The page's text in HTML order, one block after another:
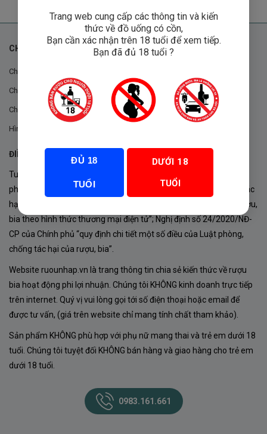
CHÍNH SÁCH
Chính sách chung
Chính sách đổi trả
Chính sách mua hàng
Hình thức thanh toán
ĐIỀU KHOẢN VÀ CHÍNH SÁCH
Tuân thủ Nghị định 105/2017/NĐ-CP ngày 14/9/2017 của Chính
phủ về sản xuất, kinh doanh rượu. Tuân thủ Luật “phòng chống tác
hại của rượu, bia” số 44/2019/QH14-Điều 16 về “điều kiện bán rượu,
bia theo hình thức thương mại điện tử”; Nghị định số 24/2020/NĐ-
CP của Chính phủ “quy định chi tiết một số điều của Luật phòng,
chống tác hại của rượu, bia”.
Website ruounhap.vn là trang thông tin chia sẻ kiến thức về rượu
bia hoạt động phi lợi nhuận. Chúng tôi KHÔNG kinh doanh trực tiếp
trên internet. Quý vị vui lòng gọi tới số điện thoại hoặc email để
được tư vấn, (giá trên website chỉ mang tính chất tham khảo).
Sản phẩm KHÔNG phù hợp với phụ nữ mang thai và trẻ em dưới 18
tuổi. Chúng tôi tuyệt đối KHÔNG bán hàng và giao hàng cho trẻ em
dưới 18 tuổi.
0983.161.661
Trang web cung cấp các thông tin và kiến
thức về đồ uống có cồn,
Bạn cần xác nhận trên 18 tuổi để xem tiếp.
Bạn đã đủ 18 tuổi ?
ĐỦ 18
TUỔI
DƯỚI 18
TUỔI